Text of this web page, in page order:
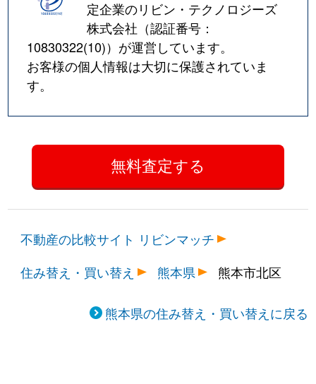
定企業のリビン・テクノロジーズ
株式会社（認証番号：
10830322(10)）が運営しています。
お客様の個人情報は大切に保護されていま
す。
不動産の比較サイト リビンマッチ
住み替え・買い替え
熊本県 熊本市北区
熊本県の住み替え・買い替えに戻る